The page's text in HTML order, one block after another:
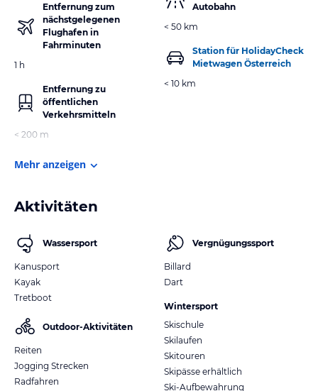
Entfernung zum
nächstgelegenen
Flughafen in
Fahrminuten
1 h
Entfernung zu
öffentlichen
Verkehrsmitteln
< 200 m
Autobahn
< 50 km
Station für HolidayCheck
Mietwagen Österreich
< 10 km
Mehr anzeigen
Aktivitäten
Wassersport
Kanusport
Kayak
Tretboot
Outdoor-Aktivitäten
Reiten
Jogging Strecken
Radfahren
Vergnügungssport
Billard
Dart
Wintersport
Skischule
Skilaufen
Skitouren
Skipässe erhältlich
Ski-Aufbewahrung